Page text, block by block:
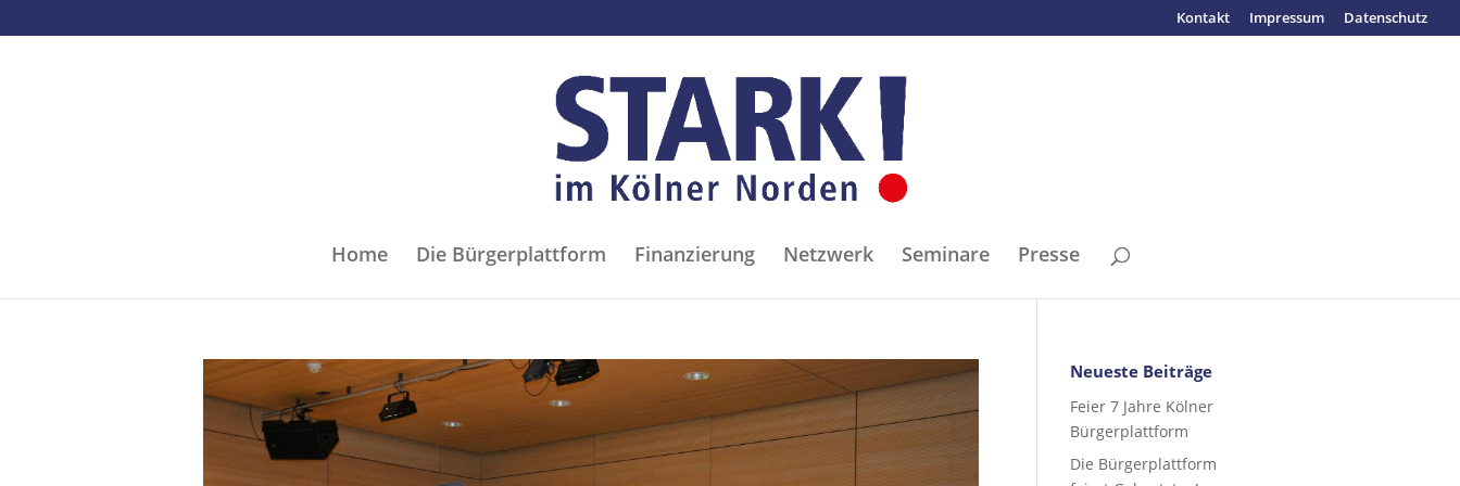
Kontakt Impressum Datenschutz
Home Die Bürgerplattform Finanzierung Netzwerk Seminare Presse
Neueste Beiträge
Feier 7 Jahre Kölner
Bürgerplattform
Die Bürgerplattform